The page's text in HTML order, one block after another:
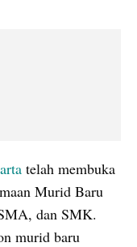
telah membuka
Murid Baru
dan SMK.
murid baru